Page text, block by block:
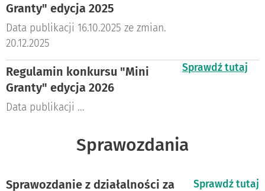
Granty" edycja 2025
Data publikacji 16.10.2025 ze zmian.
20.12.2025
Regulamin konkursu "Mini
Granty" edycja 2026
Data publikacji ...
Sprawdź tutaj
Sprawozdania
Sprawozdanie z działalności za
Sprawdź tutaj